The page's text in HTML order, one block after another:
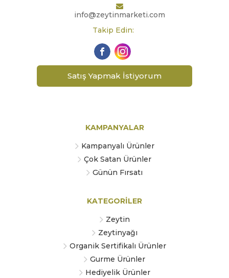
info@zeytinmarketi.com
Takip Edin:
Satış Yapmak İstiyorum
KAMPANYALAR
Kampanyalı Ürünler
Çok Satan Ürünler
Günün Fırsatı
KATEGORİLER
Zeytin
Zeytinyağı
Organik Sertifikalı Ürünler
Gurme Ürünler
Hediyelik Ürünler